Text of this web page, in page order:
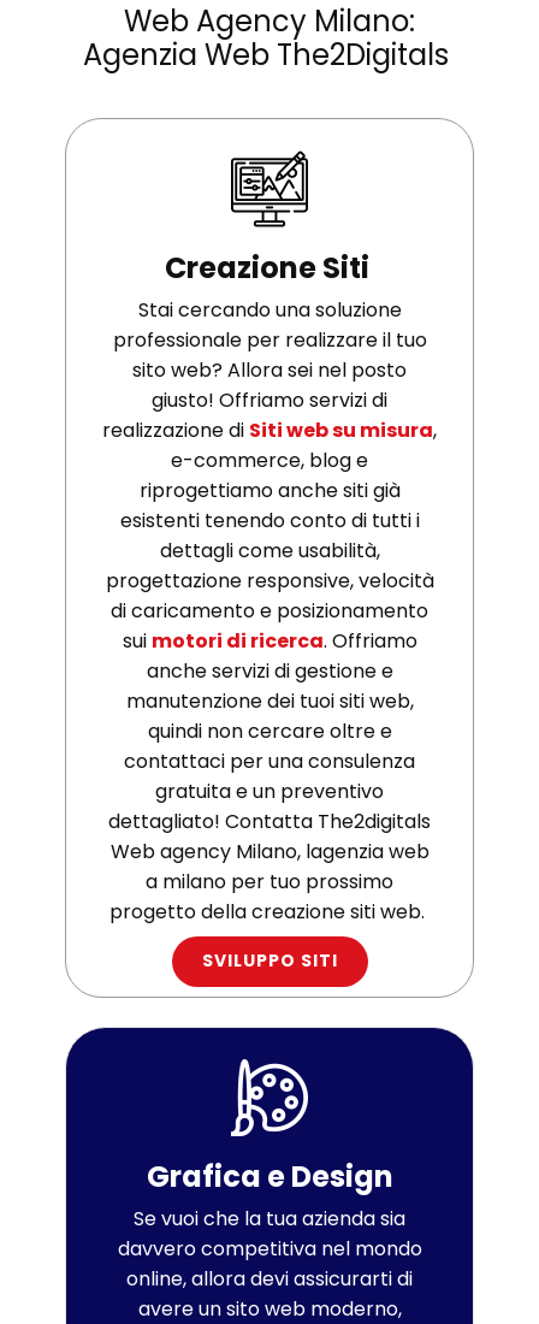
Web Agency Milano:
Agenzia Web The2Digitals
Creazione Siti
Stai cercando una soluzione
professionale per realizzare il tuo
sito web? Allora sei nel posto
giusto! Offriamo servizi di
realizzazione di Siti web su misura,
e-commerce, blog e
riprogettiamo anche siti già
esistenti tenendo conto di tutti i
dettagli come usabilità,
progettazione responsive, velocità
di caricamento e posizionamento
sui motori di ricerca. Offriamo
anche servizi di gestione e
manutenzione dei tuoi siti web,
quindi non cercare oltre e
contattaci per una consulenza
gratuita e un preventivo
dettagliato! Contatta The2digitals
Web agency Milano, lagenzia web
a milano per tuo prossimo
progetto della creazione siti web.
SVILUPPO SITI
Grafica e Design
Se vuoi che la tua azienda sia
davvero competitiva nel mondo
online, allora devi assicurarti di
avere un sito web moderno,